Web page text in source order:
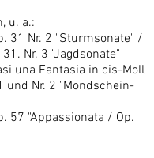
u. a.:
31 Nr. 2 "Sturmsonate" /
Nr. 3 "Jagdsonate"
una Fantasia in cis-Moll
und Nr. 2 "Mondschein-
57 "Appassionata / Op.